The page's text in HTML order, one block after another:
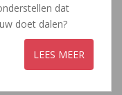
dat
doet dalen?